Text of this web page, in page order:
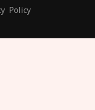
Policy